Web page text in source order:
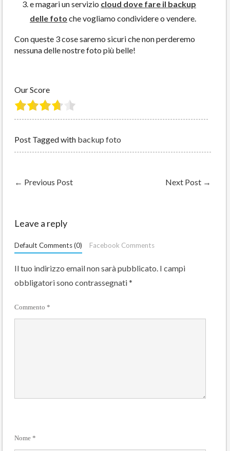
e magari un servizio cloud dove fare il backup
delle foto che vogliamo condividere o vendere.
Con queste 3 cose saremo sicuri che non perderemo
nessuna delle nostre foto più belle!
Our Score
Post Tagged with backup foto
← Previous Post Next Post →
Leave a reply
Default Comments (0) Facebook Comments
Il tuo indirizzo email non sarà pubblicato. I campi
obbligatori sono contrassegnati*
Commento *
Nome *